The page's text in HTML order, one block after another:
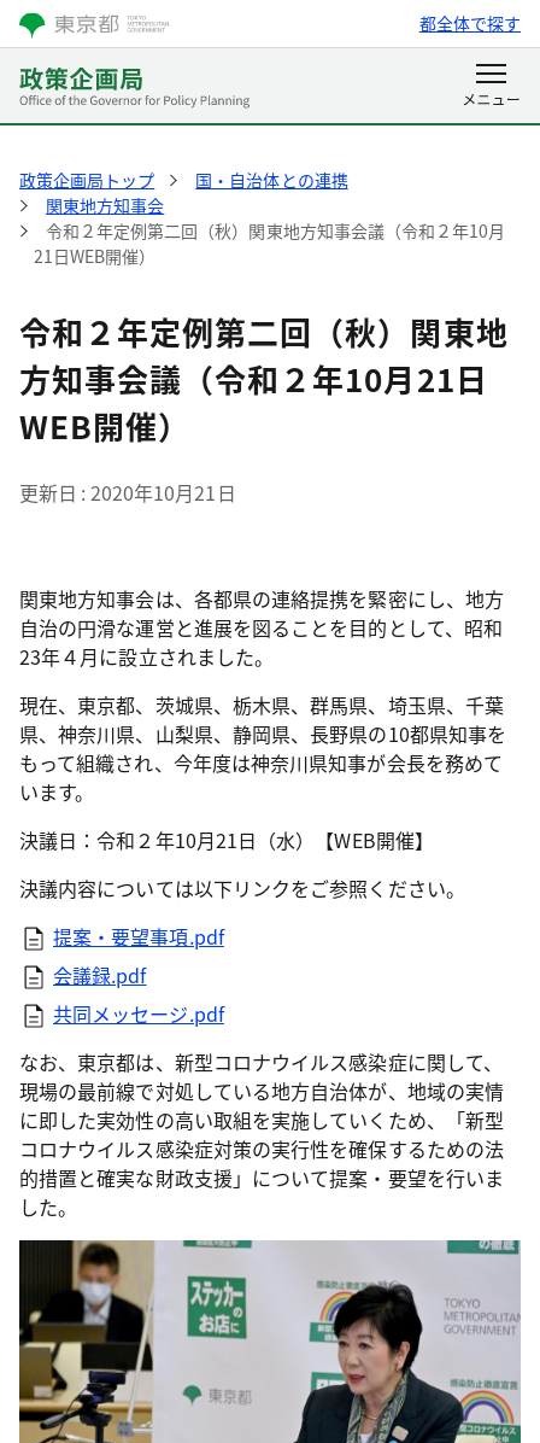
都全体で探す
政策企画局トップ
国・自治体との連携
関東地方知事会
令和２年定例第二回（秋）関東地方知事会議（令和２年10月
21日WEB開催）
令和２年定例第二回（秋）関東地
方知事会議（令和２年10月21日
WEB開催）
更新日 2020年10月21日
関東地方知事会は、各都県の連絡提携を緊密にし、地方
自治の円滑な運営と進展を図ることを目的として、昭和
23年４月に設立されました。
現在、東京都、茨城県、栃木県、群馬県、埼玉県、千葉
県、神奈川県、山梨県、静岡県、長野県の10都県知事を
もって組織され、今年度は神奈川県知事が会長を務めて
います。
決議日：令和２年10月21日（水）【WEB開催】
決議内容については以下リンクをご参照ください。
提案・要望事項.pdf
会議録.pdf
共同メッセージ.pdf
なお、東京都は、新型コロナウイルス感染症に関して、
現場の最前線で対処している地方自治体が、地域の実情
に即した実効性の高い取組を実施していくため、「新型
コロナウイルス感染症対策の実行性を確保するための法
的措置と確実な財政支援」について提案・要望を行いま
した。